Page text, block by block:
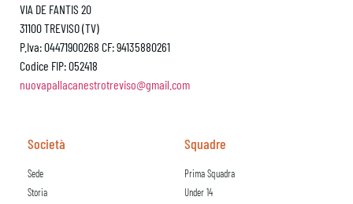
VIA DE FANTIS 20
31100 TREVISO (TV)
P.Iva: 04471900268 CF: 94135880261
Codice FIP: 052418
nuovapallacanestrotreviso@gmail.com
Società
Sede
Storia
Squadre
Prima Squadra
Under 14